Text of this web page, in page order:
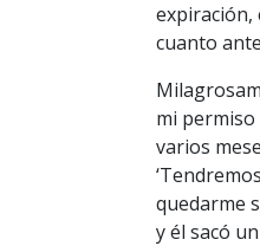
expiración,
cuanto
mi permiso
varios
quedarme
y él sacó